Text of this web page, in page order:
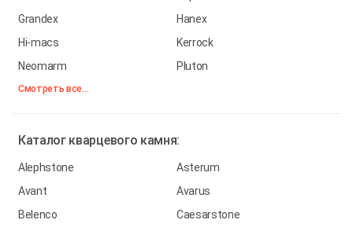
Grandex
Hanex
Hi-macs
Kerrock
Neomarm
Pluton
Смотреть все...
Каталог кварцевого камня:
Alephstone
Asterum
Avant
Avarus
Belenco
Caesarstone